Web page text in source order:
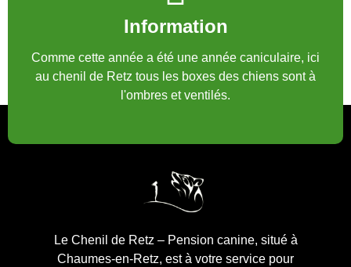
Information
Comme cette année a été une année caniculaire, ici
au chenil de Retz tous les boxes des chiens sont à
l'ombres et ventilés.
Le Chenil de Retz – Pension canine, situé à
Chaumes-en-Retz, est à votre service pour